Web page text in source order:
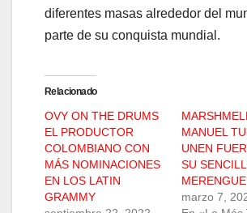
diferentes masas alrededor del
parte de su conquista mundial.
Relacionado
OVY ON THE DRUMS
EL PRODUCTOR
COLOMBIANO CON
MÁS NOMINACIONES
EN LOS LATIN
GRAMMY
MANUEL
UNEN
SU
marzo 7,